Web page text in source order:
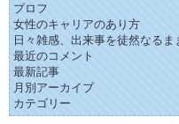
プロフ
女性のキャリアのあり方
日々雑感、出来事を徒然なる
最近のコメント
最新記事
月別アーカイブ
カテゴリー